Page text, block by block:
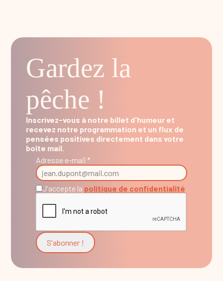
Gardez la
pêche !
Inscrivez-vous à notre billet d'humeur et
recevez notre programmation et un flux de
pensées positives directement dans votre
boîte mail.
Adresse e-mail *
J'accepte la politique de confidentialité